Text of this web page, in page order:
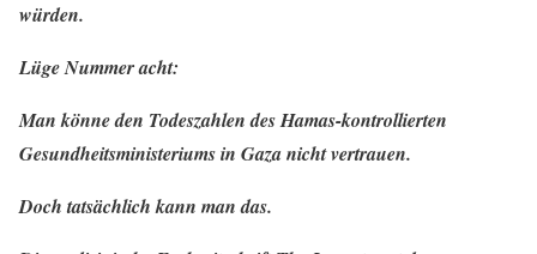
würden.
Lüge Nummer acht:
Man könne den Todeszahlen des Hamas-kontrollierten
Gesundheitsministeriums in Gaza nicht vertrauen.
Doch tatsächlich kann man das.